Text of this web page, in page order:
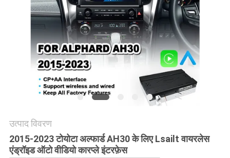
PRIVACY
POLICY
उत्पाद विवरण
2015-2023 टोयोटा अल्फार्ड AH30 के लिए Lsailt वायरलेस
एंड्रॉइड ऑटो वीडियो कारप्ले इंटरफ़ेस